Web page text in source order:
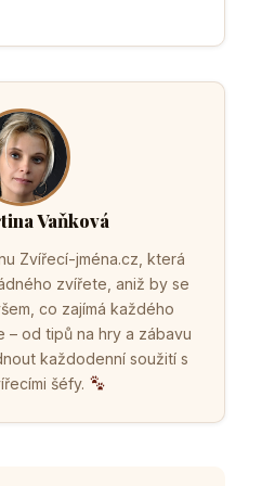
Vaňková
Zvířecí-jména.cz, která
zvířete, aniž by se
co zajímá každého
– od tipů na hry a zábavu
každodenní soužití s
šéfy.